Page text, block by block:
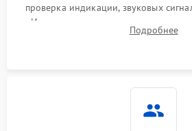
проверка индикации, звуковых
Измерение входного и выходного
реакции ИБП на отключение
Подробнее